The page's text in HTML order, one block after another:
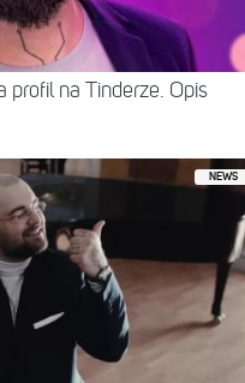
profil na Tinderze. Opis
NEWS